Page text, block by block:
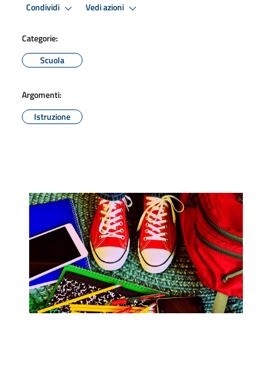
Condividi Vedi azioni
Categorie:
Scuola
Argomenti:
Istruzione